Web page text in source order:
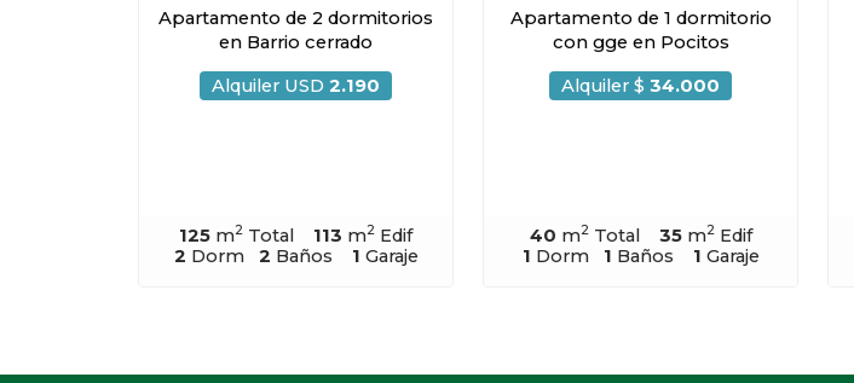
Apartamento de 2 dormitorios
en Barrio cerrado
Alquiler USD 2.190
125 m2 Total 113 m2 Edif
2 Dorm 2 Baños 1 Garaje
Apartamento de 1 dormitorio
con gge en Pocitos
Alquiler $ 34.000
40 m2Total 35m2Edif
1 Dorm 1 Baños 1 Garaje